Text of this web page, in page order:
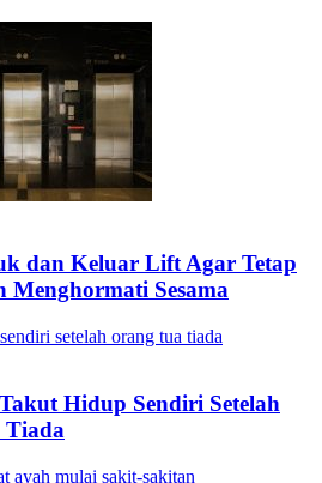
dan Keluar Lift Agar Tetap
Menghormati Sesama
Hidup Sendiri Setelah
Tiada